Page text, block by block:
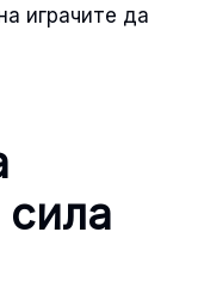
играчите да